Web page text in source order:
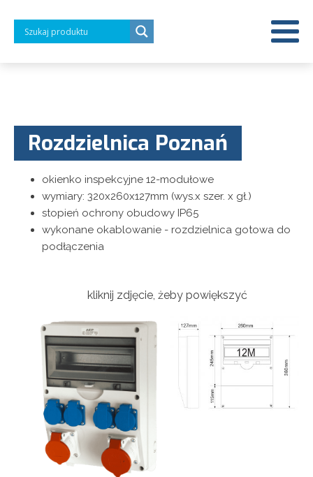
Rozdzielnica Poznań
okienko inspekcyjne 12-modułowe
wymiary: 320x260x127mm (wys.x szer. x gł.)
stopień ochrony obudowy IP65
wykonane okablowanie - rozdzielnica gotowa do
podłączenia
kliknij zdjęcie, żeby powiększyć